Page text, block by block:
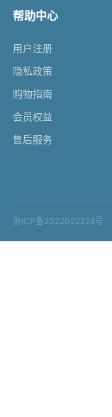
帮助中心
用户注册
隐私政策
购物指南
会员权益
售后服务
浙ICP备2022022228号